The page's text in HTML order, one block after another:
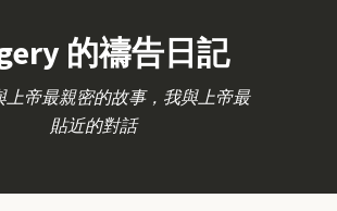
的禱告日記
上帝最親密的故事，我與上帝最
貼近的對話